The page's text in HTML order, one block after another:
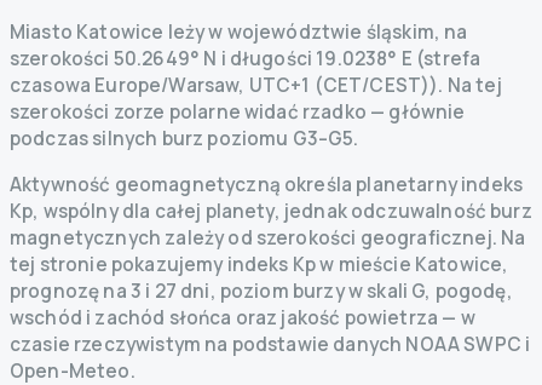
Miasto Katowice leży w województwie śląskim, na
szerokości 50.2649° N i długości 19.0238° E (strefa
czasowa Europe/Warsaw, UTC+1 (CET/CEST)). Na tej
szerokości zorze polarne widać rzadko — głównie
podczas silnych burz poziomu G3–G5.
Aktywność geomagnetyczną określa planetarny indeks
Kp, wspólny dla całej planety, jednak odczuwalność burz
magnetycznych zależy od szerokości geograficznej. Na
tej stronie pokazujemy indeks Kp w mieście Katowice,
prognozę na 3 i 27 dni, poziom burzy w skali G, pogodę,
wschód i zachód słońca oraz jakość powietrza — w
czasie rzeczywistym na podstawie danych NOAA SWPC i
Open-Meteo.